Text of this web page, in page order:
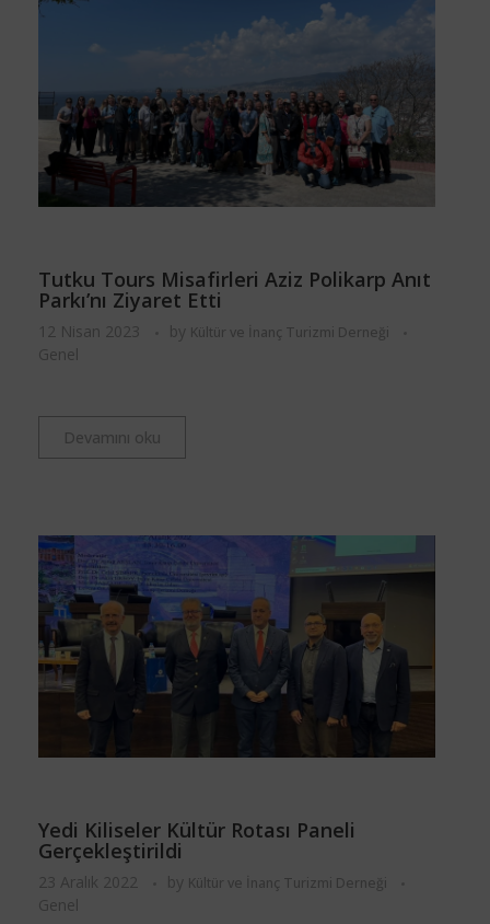
Tutku Tours Misafirleri Aziz Polikarp Anıt
Parkı’nı Ziyaret Etti
12 Nisan 2023 by Kültür ve İnanç Turizmi Derneği
Genel
Devamını oku
Yedi Kiliseler Kültür Rotası Paneli
Gerçekleştirildi
23 Aralık 2022 by Kültür ve İnanç Turizmi Derneği
Genel